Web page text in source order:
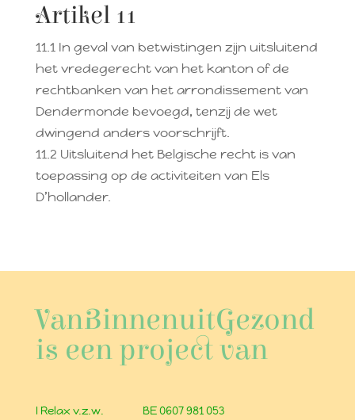
Artikel 11
11.1 In geval van betwistingen zijn uitsluitend
het vredegerecht van het kanton of de
rechtbanken van het arrondissement van
Dendermonde bevoegd, tenzij de wet
dwingend anders voorschrijft.
11.2 Uitsluitend het Belgische recht is van
toepassing op de activiteiten van Els
D’hollander.
VanBinnenuitGezond
is een project van
I Relax v.z.w.
BE 0607 981 053